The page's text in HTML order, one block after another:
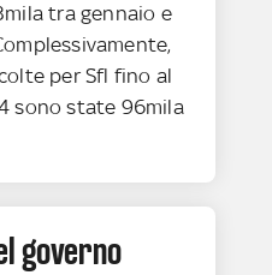
tra gennaio e
per Sfl fino al
sono state 96mila
governo